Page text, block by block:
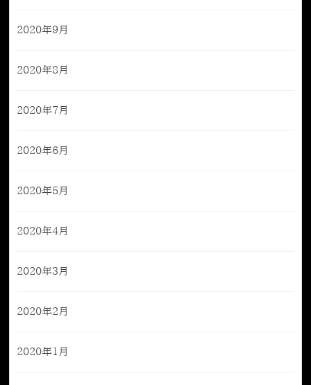
2020年9月
2020年8月
2020年7月
2020年6月
2020年5月
2020年4月
2020年3月
2020年2月
2020年1月